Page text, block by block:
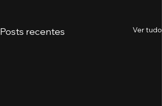
Posts recentes Ver tudo